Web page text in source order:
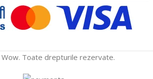
Wow. Toate drepturile rezervate.